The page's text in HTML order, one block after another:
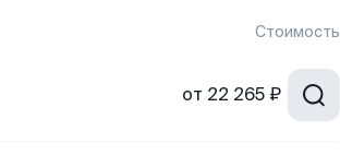
Стоимость
от 22 265 ₽